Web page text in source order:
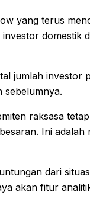
yang terus
domestik
jumlah investor
sebelumnya.
raksasa
Ini
dari
akan fitur